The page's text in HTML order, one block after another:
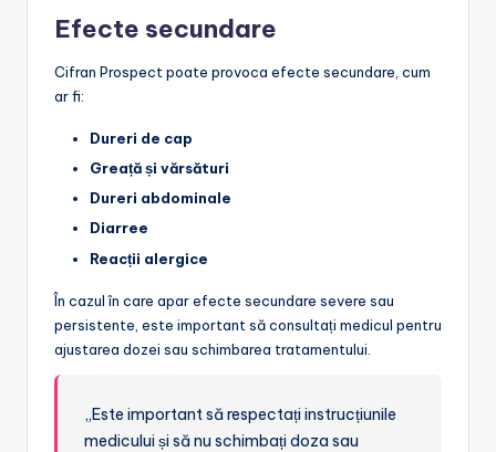
Efecte secundare
Cifran Prospect poate provoca efecte secundare, cum
ar fi:
Dureri de cap
Greață și vărsături
Dureri abdominale
Diarree
Reacții alergice
În cazul în care apar efecte secundare severe sau
persistente, este important să consultați medicul pentru
ajustarea dozei sau schimbarea tratamentului.
„Este important să respectați instrucțiunile
medicului și să nu schimbați doza sau